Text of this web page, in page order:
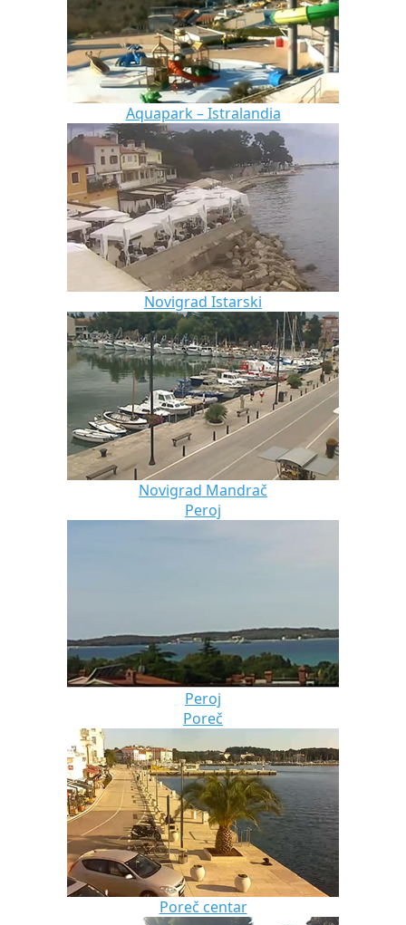
Aquapark – Istralandia
Novigrad Istarski
Novigrad Mandrač
Peroj
Peroj
Poreč
Poreč centar